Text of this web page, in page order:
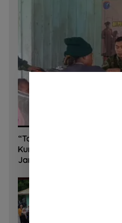
“Torang Sehat Kampung
Kurima Melaksanakan
Jam